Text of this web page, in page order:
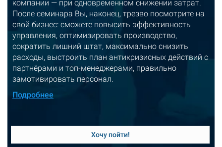
компании — при одновременном снижении затрат.
После семинара Вы, наконец, трезво посмотрите на
свой бизнес: сможете повысить эффективность
управления, оптимизировать производство,
сократить лишний штат, максимально снизить
расходы, выстроить план антикризисных действий с
партнёрами и топ-менеджерами, правильно
замотивировать персонал.
Подробнее
Хочу пойти!